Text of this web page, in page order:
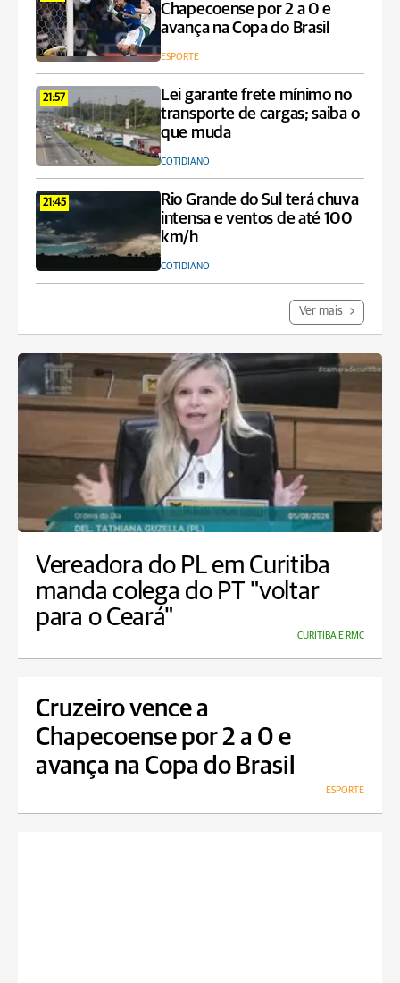
Chapecoense por 2 a 0 e
avança na Copa do Brasil
ESPORTE
21:57
Lei garante frete mínimo no
transporte de cargas; saiba o
que muda
COTIDIANO
21:45
Rio Grande do Sul terá chuva
intensa e ventos de até 100
km/h
COTIDIANO
Ver mais
Vereadora do PL em Curitiba
manda colega do PT "voltar
para o Ceará"
CURITIBA E RMC
Cruzeiro vence a
Chapecoense por 2 a 0 e
avança na Copa do Brasil
ESPORTE